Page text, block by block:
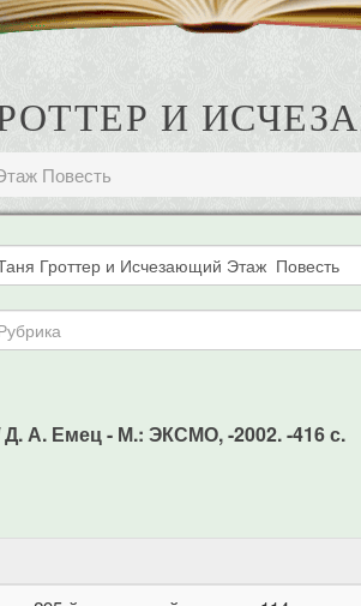
И
Повесть
А. Емец - М.: ЭКСМО, -2002. -416 с.